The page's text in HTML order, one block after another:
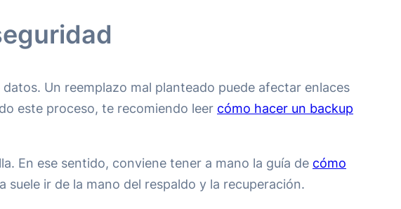
Un reemplazo mal planteado puede afectar enlaces
este proceso, te recomiendo leer cómo hacer un backup
En ese sentido, conviene tener a mano la guía de cómo
suele ir de la mano del respaldo y la recuperación.